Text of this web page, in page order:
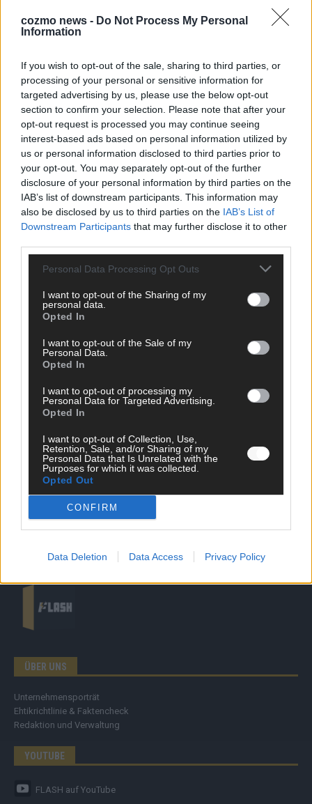
cozmo news - Do Not Process My Personal
Information
If you wish to opt-out of the sale, sharing to third parties, or
processing of your personal or sensitive information for
targeted advertising by us, please use the below opt-out
section to confirm your selection. Please note that after your
opt-out request is processed you may continue seeing
interest-based ads based on personal information utilized by
us or personal information disclosed to third parties prior to
your opt-out. You may separately opt-out of the further
disclosure of your personal information by third parties on the
IAB’s list of downstream participants. This information may
also be disclosed by us to third parties on the IAB’s List of
Downstream Participants that may further disclose it to other
Personal Data Processing Opt Outs
I want to opt-out of the Sharing of my
personal data.
Opted In
I want to opt-out of the Sale of my
Personal Data.
Opted In
I want to opt-out of processing my
Personal Data for Targeted Advertising.
Opted In
I want to opt-out of Collection, Use,
Retention, Sale, and/or Sharing of my
Personal Data that Is Unrelated with the
Purposes for which it was collected.
Opted Out
CONFIRM
Data Deletion Data Access Privacy Policy
ANZEIGE
Nachrichten
Wirtschaft
Ratgeber
Wissen
Streams & Storys
Eurovision
FLASH – DAS VIDEOPORTAL
ÜBER UNS
Unternehmensporträt
Ehtikrichtlinie & Faktencheck
Redaktion und Verwaltung
YOUTUBE
FLASH auf YouTube